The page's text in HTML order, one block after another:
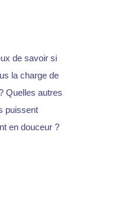
de savoir si
la charge de
Quelles autres
puissent
en douceur ?